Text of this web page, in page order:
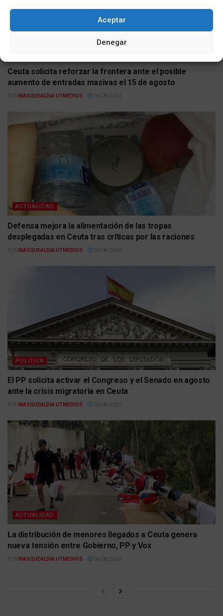
Aceptar
Denegar
Ceuta solicita reforzar la frontera ante el posible
aumento de entradas masivas el 15 de agosto
POR MASQUEALDIA UTMEDIOS 06/08/2026
ACTUALIDAD
Defensa mejora la alimentación de las tropas
desplegadas en Ceuta tras críticas por las raciones
POR MASQUEALDIA UTMEDIOS 06/08/2026
POLÍTICA
El PP solicita activar el Congreso y el Senado en agosto
ante la crisis migratoria en Ceuta
POR MASQUEALDIA UTMEDIOS 06/08/2026
ACTUALIDAD
La distribución de menores llegados a Ceuta genera
nueva tensión entre Gobierno, PP y Vox
POR MASQUEALDIA UTMEDIOS 06/08/2026